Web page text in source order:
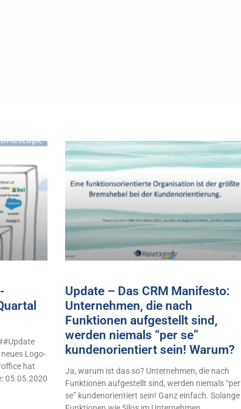
Logo-
hat
05.05.2020
Update – Das CRM Manifesto:
Unternehmen, die nach
Funktionen aufgestellt sind,
werden niemals “per se”
kundenorientiert sein! Warum?
Ja, warum ist das so? Unternehmen, die nach
Funktionen aufgestellt sind, werden niemals “per
se” kundenorientiert sein! Ganz einfach. Solange